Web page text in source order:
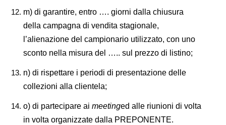
m) di garantire, entro …. giorni dalla chiusura
della campagna di vendita stagionale,
l’alienazione del campionario utilizzato, con uno
sconto nella misura del ….. sul prezzo di listino;
n) di rispettare i periodi di presentazione delle
collezioni alla clientela;
o) di partecipare aimeetinged alle riunioni di volta
in volta organizzate dalla PREPONENTE.